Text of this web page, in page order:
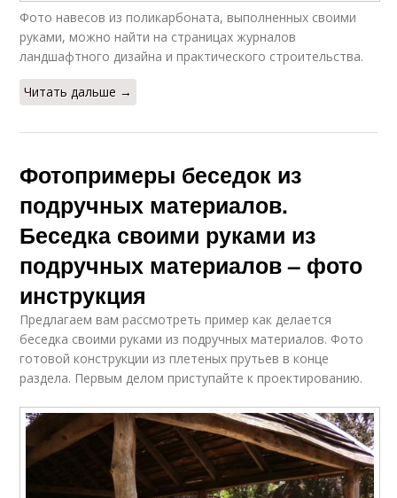
Фото навесов из поликарбоната, выполненных своими
руками, можно найти на страницах журналов
ландшафтного дизайна и практического строительства.
Читать дальше →
Фотопримеры беседок из
подручных материалов.
Беседка своими руками из
подручных материалов – фото
инструкция
Предлагаем вам рассмотреть пример как делается
беседка своими руками из подручных материалов. Фото
готовой конструкции из плетеных прутьев в конце
раздела. Первым делом приступайте к проектированию.